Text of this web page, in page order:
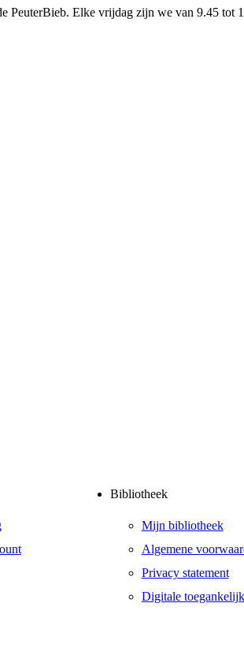
PeuterBieb. Elke vrijdag zijn we van 9.45
Bibliotheek
Mijn bibliotheek
Algemene
Privacy statement
Digitale